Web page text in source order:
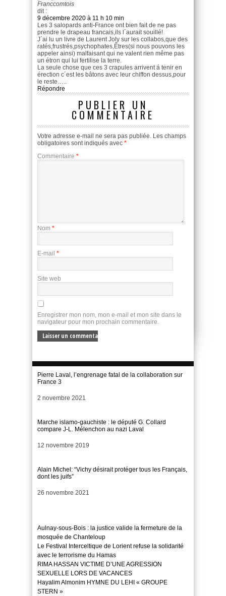
Franccomtois
dit :
9 décembre 2020 à 11 h 10 min
Les 3 salopards anti-France ont bien fait de ne pas
prendre le drapeau francais,ils l´aurait souillé!
J´ai lu un livre de Laurent Joly sur les collabos,que des
ratés,frustrés,psychophates,Êtres(si nous pouvons les
appeler ainsi) malfaisant qui ne valent rien même pas
un étron qui lui fertilise la terre.
La seule chose que ces 3 crapules arrivent á tenir en
érection c´est les bâtons avec leur chiffon dessus,pour
le reste…..
Répondre
PUBLIER UN
COMMENTAIRE
Votre adresse e-mail ne sera pas publiée. Les champs
obligatoires sont indiqués avec *
Commentaire *
Nom *
E-mail *
Site web
Enregistrer mon nom, mon e-mail et mon site dans le
navigateur pour mon prochain commentaire.
Pierre Laval, l’engrenage fatal de la collaboration sur
France 3
Date
2 novembre 2021
Marche islamo-gauchiste : le député G. Collard
compare J-L. Mélenchon au nazi Laval
Date
12 novembre 2019
Alain Michel: “Vichy désirait protéger tous les Français,
dont les juifs”
Date
26 novembre 2021
Aulnay-sous-Bois : la justice valide la fermeture de la
mosquée de Chanteloup
Le Festival Interceltique de Lorient refuse la solidarité
avec le terrorisme du Hamas
RIMA HASSAN VICTIME D’UNE AGRESSION
SEXUELLE LORS DE VACANCES
Hayalim Almonim HYMNE DU LEHI « GROUPE
STERN »